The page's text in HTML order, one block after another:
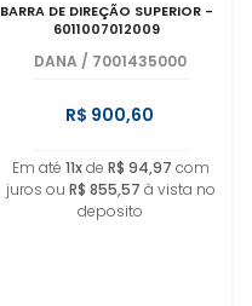
BARRA DE DIREÇÃO SUPERIOR -
6011007012009
DANA / 7001435000
R$ 900,60
Em até 11xde R$ 94,97 com
juros ou R$ 855,57 à vista no
deposito